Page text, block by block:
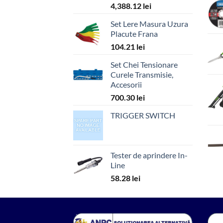
4,388.12 lei
Set Lere Masura Uzura
Placute Frana
104.21 lei
Set Chei Tensionare
Curele Transmisie,
Accesorii
700.30 lei
TRIGGER SWITCH
Tester de aprindere In-
Line
58.28 lei